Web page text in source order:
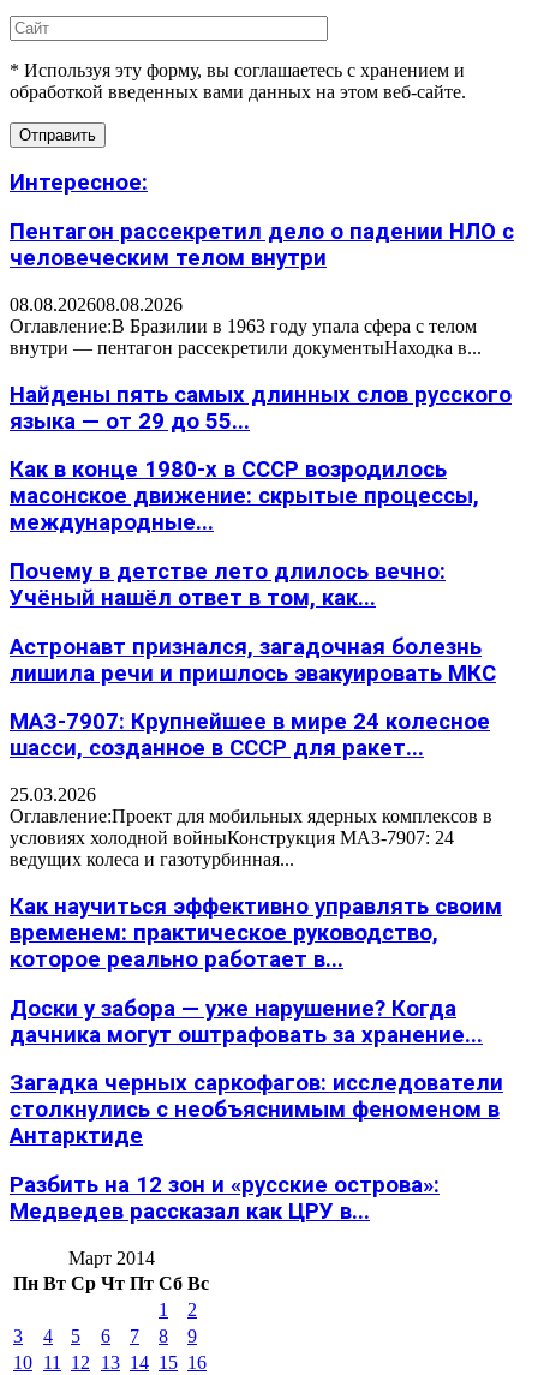
* Используя эту форму, вы соглашаетесь с хранением и
обработкой введенных вами данных на этом веб-сайте.
Интересное:
Пентагон рассекретил дело о падении НЛО с
человеческим телом внутри
08.08.202608.08.2026
Оглавление:В Бразилии в 1963 году упала сфера с телом
внутри — пентагон рассекретили документыНаходка в...
Найдены пять самых длинных слов русского
языка — от 29 до 55...
Как в конце 1980-х в СССР возродилось
масонское движение: скрытые процессы,
международные...
Почему в детстве лето длилось вечно:
Учёный нашёл ответ в том, как...
Астронавт признался, загадочная болезнь
лишила речи и пришлось эвакуировать МКС
МАЗ-7907: Крупнейшее в мире 24 колесное
шасси, созданное в СССР для ракет...
25.03.2026
Оглавление:Проект для мобильных ядерных комплексов в
условиях холодной войныКонструкция МАЗ-7907: 24
ведущих колеса и газотурбинная...
Как научиться эффективно управлять своим
временем: практическое руководство,
которое реально работает в...
Доски у забора — уже нарушение? Когда
дачника могут оштрафовать за хранение...
Загадка черных саркофагов: исследователи
столкнулись с необъяснимым феноменом в
Антарктиде
Разбить на 12 зон и «русские острова»:
Медведев рассказал как ЦРУ в...
Март 2014
Пн Вт Ср Чт Пт Сб Вс
1
2
3
4 5 6 7 8
9
10 11 12 13 14 15 16